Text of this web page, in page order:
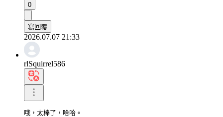
0
寫回覆
2026.07.07 21:33
rlSquirrel586
哦，太棒了，哈哈。